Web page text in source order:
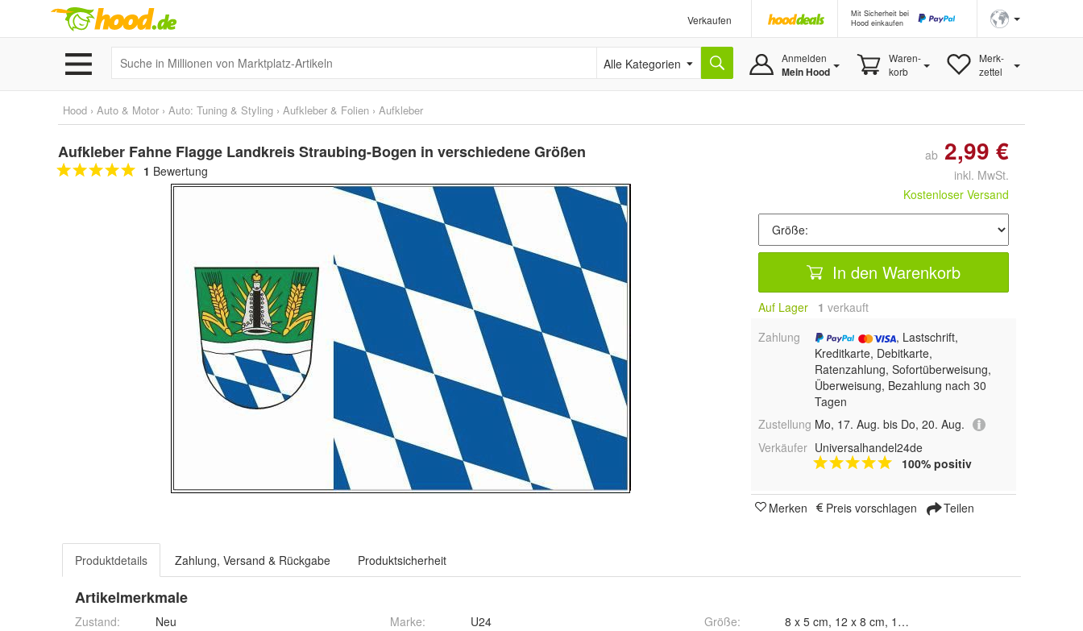
Verkaufen
Mit Sicherheit bei
Hood einkaufen
Alle Kategorien Anmelden
Mein Hood
Waren-
korb
Merk-
zettel
Hood › Auto & Motor › Auto: Tuning & Styling › Aufkleber & Folien › Aufkleber
Aufkleber Fahne Flagge Landkreis Straubing-Bogen in verschiedene Größen
1 Bewertung
ab 2,99 €
inkl. MwSt.
Kostenloser Versand
In den Warenkorb
Auf Lager 1 verkauft
Zahlung
, Lastschrift,
Kreditkarte, Debitkarte,
Ratenzahlung, Sofortüberweisung,
Überweisung, Bezahlung nach 30
Tagen
Zustellung Mo, 17. Aug. bis Do, 20. Aug.
Verkäufer Universalhandel24de
100% positiv
Merken Preis vorschlagen Teilen
Produktdetails Zahlung, Versand & Rückgabe Produktsicherheit
Artikelmerkmale
Zustand: Neu Marke: U24 Größe: